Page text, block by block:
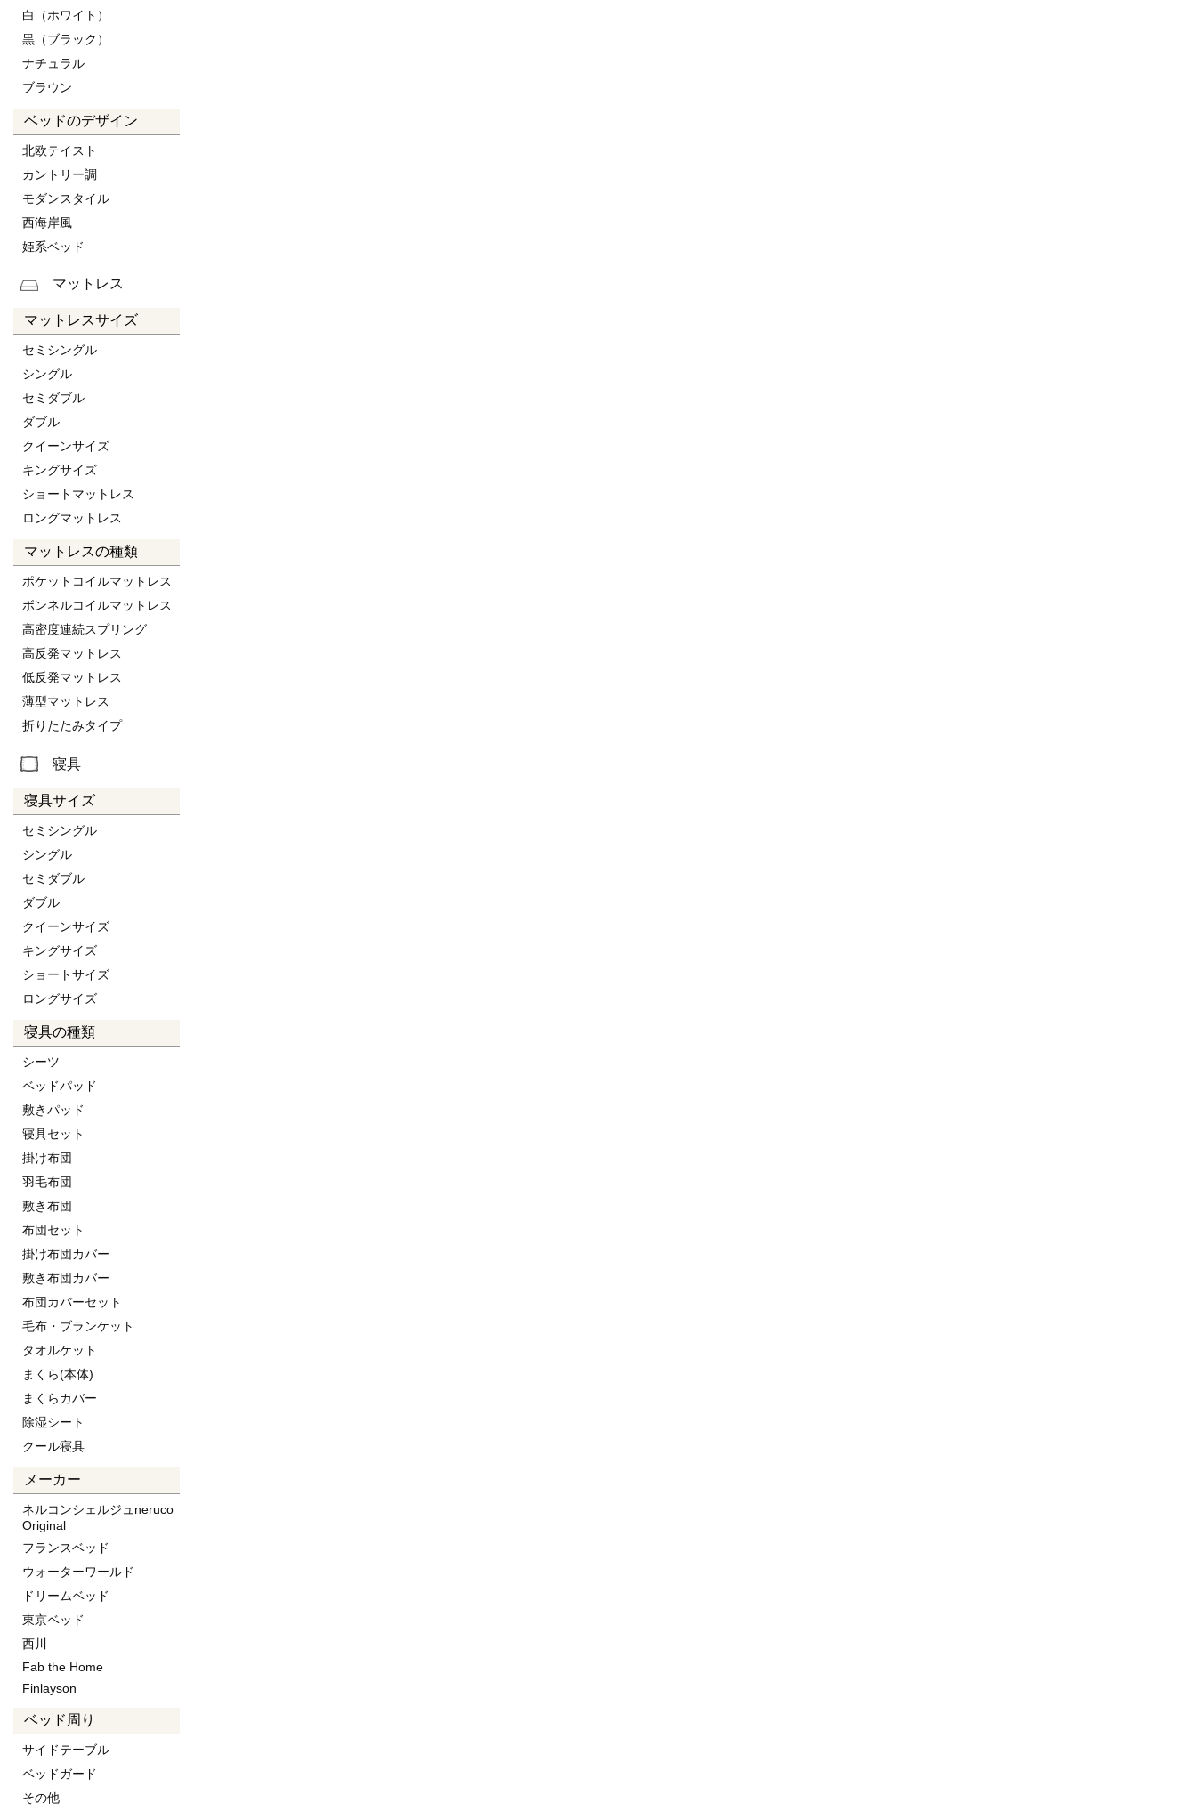
白（ホワイト）
黒（ブラック）
ナチュラル
ブラウン
ベッドのデザイン
北欧テイスト
カントリー調
モダンスタイル
西海岸風
姫系ベッド
マットレス
マットレスサイズ
セミシングル
シングル
セミダブル
ダブル
クイーンサイズ
キングサイズ
ショートマットレス
ロングマットレス
マットレスの種類
ポケットコイルマットレス
ボンネルコイルマットレス
高密度連続スプリング
高反発マットレス
低反発マットレス
薄型マットレス
折りたたみタイプ
寝具
寝具サイズ
セミシングル
シングル
セミダブル
ダブル
クイーンサイズ
キングサイズ
ショートサイズ
ロングサイズ
寝具の種類
シーツ
ベッドパッド
敷きパッド
寝具セット
掛け布団
羽毛布団
敷き布団
布団セット
掛け布団カバー
敷き布団カバー
布団カバーセット
毛布・ブランケット
タオルケット
まくら(本体)
まくらカバー
除湿シート
クール寝具
メーカー
ネルコンシェルジュneruco
Original
フランスベッド
ウォーターワールド
ドリームベッド
東京ベッド
西川
Fab the Home
Finlayson
ベッド周り
サイドテーブル
ベッドガード
その他